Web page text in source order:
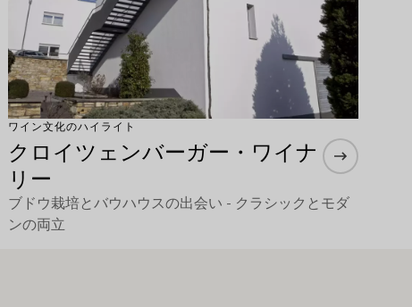
ワイン文化のハイライト
クロイツェンバーガー・ワイナ
リー
ブドウ栽培とバウハウスの出会い - クラシックとモダ
ンの両立